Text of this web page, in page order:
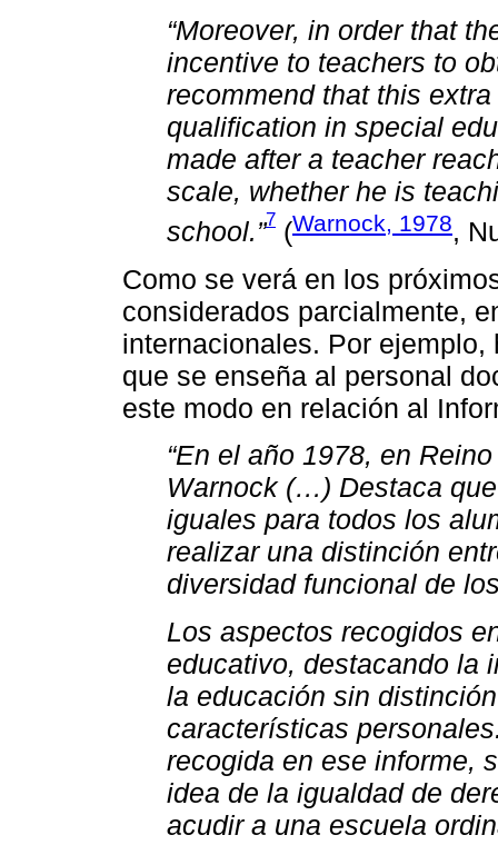
“Moreover, in order that
incentive to teachers to
recommend that this
qualification in special
made after a teacher
scale, whether he is
school.”7 (Warnock, 1978,
Como se verá en los
considerados parcialmente,
internacionales. Por
que se enseña al personal
este modo en relación al
“En el año 1978, en
Warnock (…) Destaca
iguales para todos los
realizar una distinción
diversidad funcional de
Los aspectos recogidos
educativo, destacando la
la educación sin
características
recogida en ese informe,
idea de la igualdad de
acudir a una escuela